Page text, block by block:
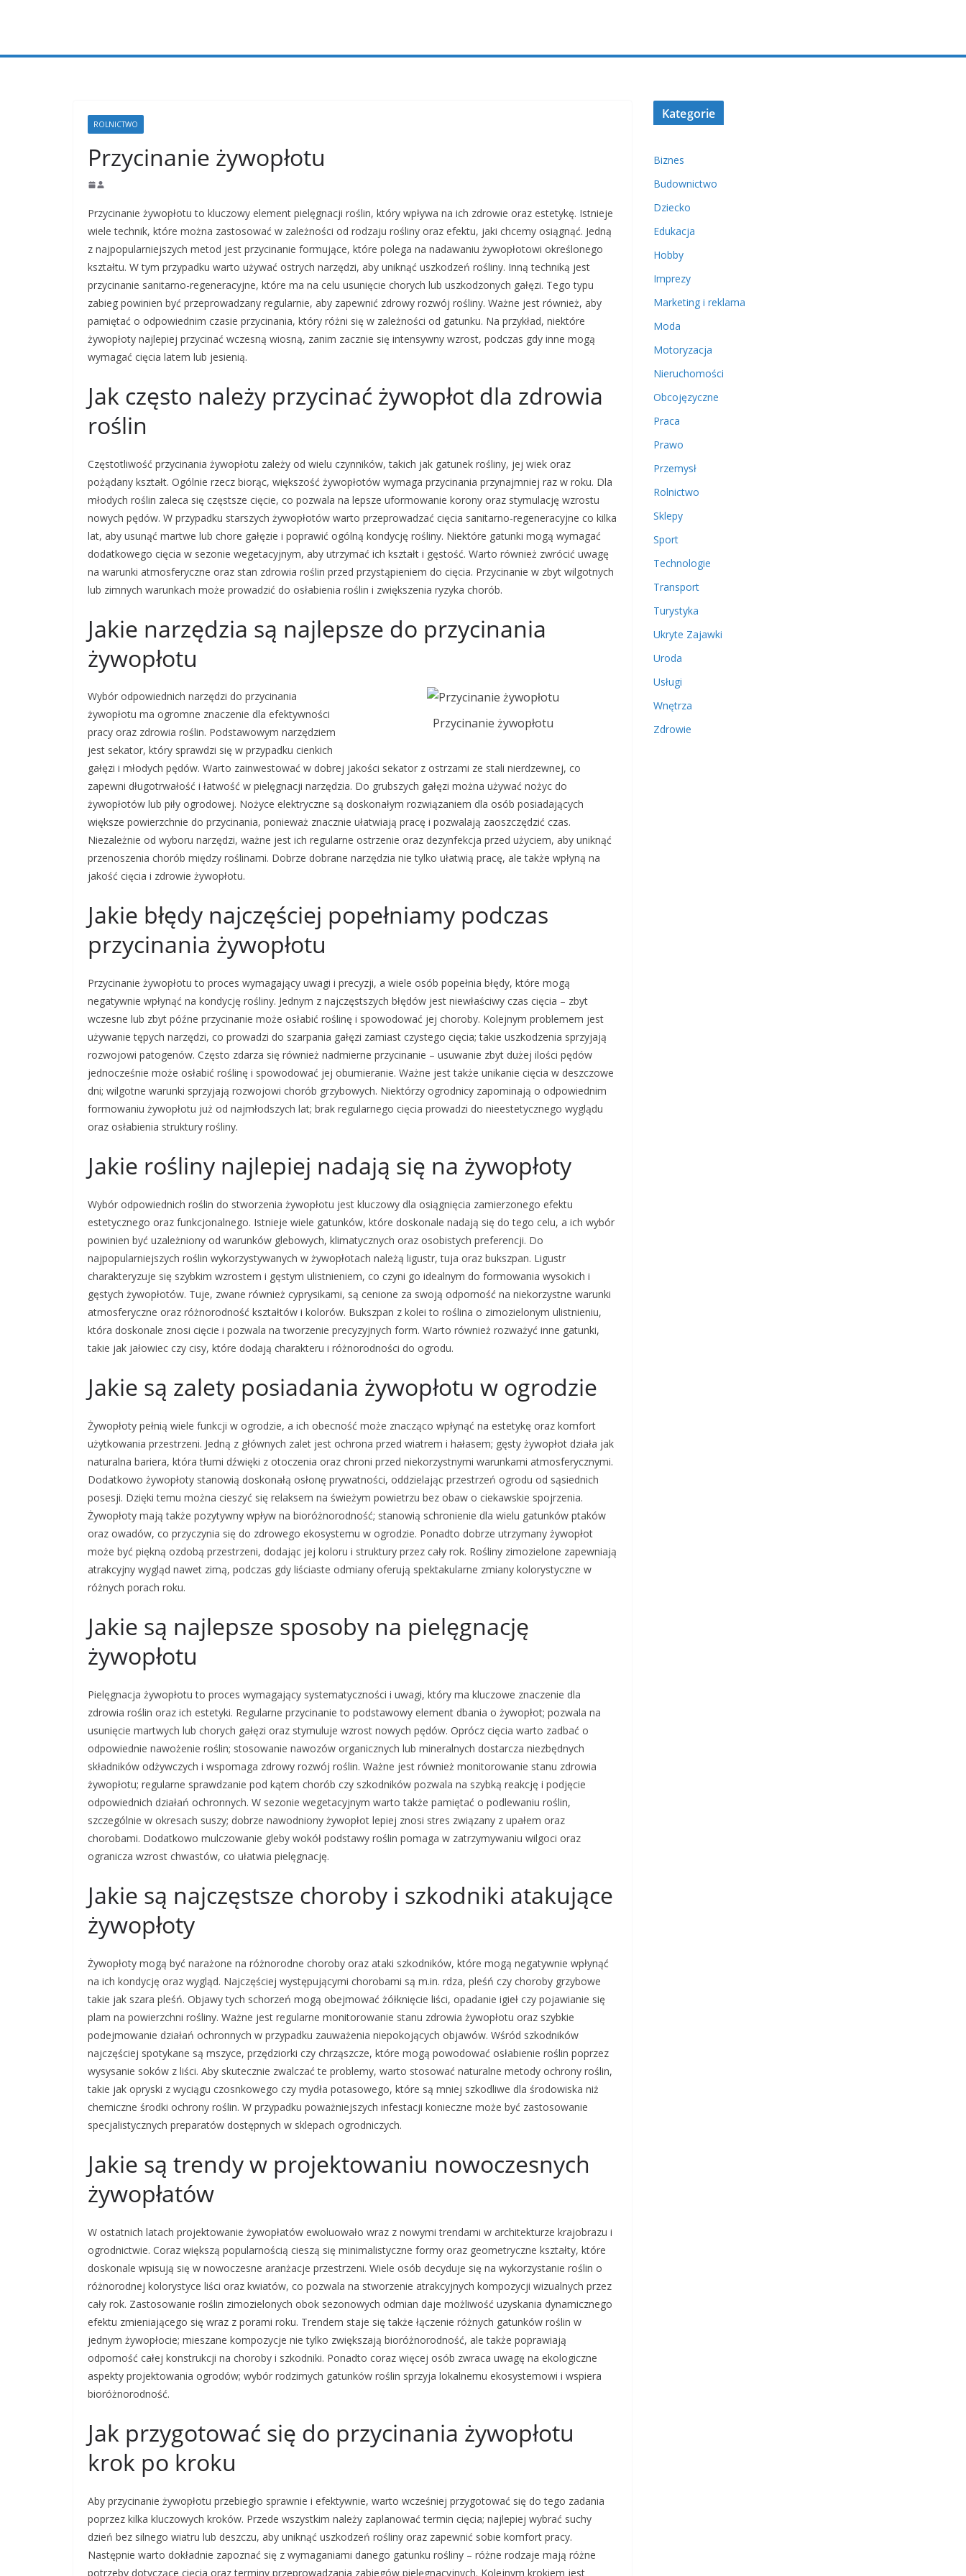
ROLNICTWO
Przycinanie żywopłotu
Przycinanie żywopłotu to kluczowy element pielęgnacji roślin, który wpływa na ich zdrowie oraz estetykę. Istnieje
wiele technik, które można zastosować w zależności od rodzaju rośliny oraz efektu, jaki chcemy osiągnąć. Jedną
z najpopularniejszych metod jest przycinanie formujące, które polega na nadawaniu żywopłotowi określonego
kształtu. W tym przypadku warto używać ostrych narzędzi, aby uniknąć uszkodzeń rośliny. Inną techniką jest
przycinanie sanitarno-regeneracyjne, które ma na celu usunięcie chorych lub uszkodzonych gałęzi. Tego typu
zabieg powinien być przeprowadzany regularnie, aby zapewnić zdrowy rozwój rośliny. Ważne jest również, aby
pamiętać o odpowiednim czasie przycinania, który różni się w zależności od gatunku. Na przykład, niektóre
żywopłoty najlepiej przycinać wczesną wiosną, zanim zacznie się intensywny wzrost, podczas gdy inne mogą
wymagać cięcia latem lub jesienią.
Jak często należy przycinać żywopłot dla zdrowia
roślin
Częstotliwość przycinania żywopłotu zależy od wielu czynników, takich jak gatunek rośliny, jej wiek oraz
pożądany kształt. Ogólnie rzecz biorąc, większość żywopłotów wymaga przycinania przynajmniej raz w roku. Dla
młodych roślin zaleca się częstsze cięcie, co pozwala na lepsze uformowanie korony oraz stymulację wzrostu
nowych pędów. W przypadku starszych żywopłotów warto przeprowadzać cięcia sanitarno-regeneracyjne co kilka
lat, aby usunąć martwe lub chore gałęzie i poprawić ogólną kondycję rośliny. Niektóre gatunki mogą wymagać
dodatkowego cięcia w sezonie wegetacyjnym, aby utrzymać ich kształt i gęstość. Warto również zwrócić uwagę
na warunki atmosferyczne oraz stan zdrowia roślin przed przystąpieniem do cięcia. Przycinanie w zbyt wilgotnych
lub zimnych warunkach może prowadzić do osłabienia roślin i zwiększenia ryzyka chorób.
Jakie narzędzia są najlepsze do przycinania
żywopłotu
Przycinanie żywopłotu
Wybór odpowiednich narzędzi do przycinania
żywopłotu ma ogromne znaczenie dla efektywności
pracy oraz zdrowia roślin. Podstawowym narzędziem
jest sekator, który sprawdzi się w przypadku cienkich
gałęzi i młodych pędów. Warto zainwestować w dobrej jakości sekator z ostrzami ze stali nierdzewnej, co
zapewni długotrwałość i łatwość w pielęgnacji narzędzia. Do grubszych gałęzi można używać nożyc do
żywopłotów lub piły ogrodowej. Nożyce elektryczne są doskonałym rozwiązaniem dla osób posiadających
większe powierzchnie do przycinania, ponieważ znacznie ułatwiają pracę i pozwalają zaoszczędzić czas.
Niezależnie od wyboru narzędzi, ważne jest ich regularne ostrzenie oraz dezynfekcja przed użyciem, aby uniknąć
przenoszenia chorób między roślinami. Dobrze dobrane narzędzia nie tylko ułatwią pracę, ale także wpłyną na
jakość cięcia i zdrowie żywopłotu.
Jakie błędy najczęściej popełniamy podczas
przycinania żywopłotu
Przycinanie żywopłotu to proces wymagający uwagi i precyzji, a wiele osób popełnia błędy, które mogą
negatywnie wpłynąć na kondycję rośliny. Jednym z najczęstszych błędów jest niewłaściwy czas cięcia – zbyt
wczesne lub zbyt późne przycinanie może osłabić roślinę i spowodować jej choroby. Kolejnym problemem jest
używanie tępych narzędzi, co prowadzi do szarpania gałęzi zamiast czystego cięcia; takie uszkodzenia sprzyjają
rozwojowi patogenów. Często zdarza się również nadmierne przycinanie – usuwanie zbyt dużej ilości pędów
jednocześnie może osłabić roślinę i spowodować jej obumieranie. Ważne jest także unikanie cięcia w deszczowe
dni; wilgotne warunki sprzyjają rozwojowi chorób grzybowych. Niektórzy ogrodnicy zapominają o odpowiednim
formowaniu żywopłotu już od najmłodszych lat; brak regularnego cięcia prowadzi do nieestetycznego wyglądu
oraz osłabienia struktury rośliny.
Jakie rośliny najlepiej nadają się na żywopłoty
Wybór odpowiednich roślin do stworzenia żywopłotu jest kluczowy dla osiągnięcia zamierzonego efektu
estetycznego oraz funkcjonalnego. Istnieje wiele gatunków, które doskonale nadają się do tego celu, a ich wybór
powinien być uzależniony od warunków glebowych, klimatycznych oraz osobistych preferencji. Do
najpopularniejszych roślin wykorzystywanych w żywopłotach należą ligustr, tuja oraz bukszpan. Ligustr
charakteryzuje się szybkim wzrostem i gęstym ulistnieniem, co czyni go idealnym do formowania wysokich i
gęstych żywopłotów. Tuje, zwane również cyprysikami, są cenione za swoją odporność na niekorzystne warunki
atmosferyczne oraz różnorodność kształtów i kolorów. Bukszpan z kolei to roślina o zimozielonym ulistnieniu,
która doskonale znosi cięcie i pozwala na tworzenie precyzyjnych form. Warto również rozważyć inne gatunki,
takie jak jałowiec czy cisy, które dodają charakteru i różnorodności do ogrodu.
Jakie są zalety posiadania żywopłotu w ogrodzie
Żywopłoty pełnią wiele funkcji w ogrodzie, a ich obecność może znacząco wpłynąć na estetykę oraz komfort
użytkowania przestrzeni. Jedną z głównych zalet jest ochrona przed wiatrem i hałasem; gęsty żywopłot działa jak
naturalna bariera, która tłumi dźwięki z otoczenia oraz chroni przed niekorzystnymi warunkami atmosferycznymi.
Dodatkowo żywopłoty stanowią doskonałą osłonę prywatności, oddzielając przestrzeń ogrodu od sąsiednich
posesji. Dzięki temu można cieszyć się relaksem na świeżym powietrzu bez obaw o ciekawskie spojrzenia.
Żywopłoty mają także pozytywny wpływ na bioróżnorodność; stanowią schronienie dla wielu gatunków ptaków
oraz owadów, co przyczynia się do zdrowego ekosystemu w ogrodzie. Ponadto dobrze utrzymany żywopłot
może być piękną ozdobą przestrzeni, dodając jej koloru i struktury przez cały rok. Rośliny zimozielone zapewniają
atrakcyjny wygląd nawet zimą, podczas gdy liściaste odmiany oferują spektakularne zmiany kolorystyczne w
różnych porach roku.
Jakie są najlepsze sposoby na pielęgnację
żywopłotu
Pielęgnacja żywopłotu to proces wymagający systematyczności i uwagi, który ma kluczowe znaczenie dla
zdrowia roślin oraz ich estetyki. Regularne przycinanie to podstawowy element dbania o żywopłot; pozwala na
usunięcie martwych lub chorych gałęzi oraz stymuluje wzrost nowych pędów. Oprócz cięcia warto zadbać o
odpowiednie nawożenie roślin; stosowanie nawozów organicznych lub mineralnych dostarcza niezbędnych
składników odżywczych i wspomaga zdrowy rozwój roślin. Ważne jest również monitorowanie stanu zdrowia
żywopłotu; regularne sprawdzanie pod kątem chorób czy szkodników pozwala na szybką reakcję i podjęcie
odpowiednich działań ochronnych. W sezonie wegetacyjnym warto także pamiętać o podlewaniu roślin,
szczególnie w okresach suszy; dobrze nawodniony żywopłot lepiej znosi stres związany z upałem oraz
chorobami. Dodatkowo mulczowanie gleby wokół podstawy roślin pomaga w zatrzymywaniu wilgoci oraz
ogranicza wzrost chwastów, co ułatwia pielęgnację.
Jakie są najczęstsze choroby i szkodniki atakujące
żywopłoty
Żywopłoty mogą być narażone na różnorodne choroby oraz ataki szkodników, które mogą negatywnie wpłynąć
na ich kondycję oraz wygląd. Najczęściej występującymi chorobami są m.in. rdza, pleśń czy choroby grzybowe
takie jak szara pleśń. Objawy tych schorzeń mogą obejmować żółknięcie liści, opadanie igieł czy pojawianie się
plam na powierzchni rośliny. Ważne jest regularne monitorowanie stanu zdrowia żywopłotu oraz szybkie
podejmowanie działań ochronnych w przypadku zauważenia niepokojących objawów. Wśród szkodników
najczęściej spotykane są mszyce, przędziorki czy chrząszcze, które mogą powodować osłabienie roślin poprzez
wysysanie soków z liści. Aby skutecznie zwalczać te problemy, warto stosować naturalne metody ochrony roślin,
takie jak opryski z wyciągu czosnkowego czy mydła potasowego, które są mniej szkodliwe dla środowiska niż
chemiczne środki ochrony roślin. W przypadku poważniejszych infestacji konieczne może być zastosowanie
specjalistycznych preparatów dostępnych w sklepach ogrodniczych.
Jakie są trendy w projektowaniu nowoczesnych
żywopłatów
W ostatnich latach projektowanie żywopłatów ewoluowało wraz z nowymi trendami w architekturze krajobrazu i
ogrodnictwie. Coraz większą popularnością cieszą się minimalistyczne formy oraz geometryczne kształty, które
doskonale wpisują się w nowoczesne aranżacje przestrzeni. Wiele osób decyduje się na wykorzystanie roślin o
różnorodnej kolorystyce liści oraz kwiatów, co pozwala na stworzenie atrakcyjnych kompozycji wizualnych przez
cały rok. Zastosowanie roślin zimozielonych obok sezonowych odmian daje możliwość uzyskania dynamicznego
efektu zmieniającego się wraz z porami roku. Trendem staje się także łączenie różnych gatunków roślin w
jednym żywopłocie; mieszane kompozycje nie tylko zwiększają bioróżnorodność, ale także poprawiają
odporność całej konstrukcji na choroby i szkodniki. Ponadto coraz więcej osób zwraca uwagę na ekologiczne
aspekty projektowania ogrodów; wybór rodzimych gatunków roślin sprzyja lokalnemu ekosystemowi i wspiera
bioróżnorodność.
Jak przygotować się do przycinania żywopłotu
krok po kroku
Aby przycinanie żywopłotu przebiegło sprawnie i efektywnie, warto wcześniej przygotować się do tego zadania
poprzez kilka kluczowych kroków. Przede wszystkim należy zaplanować termin cięcia; najlepiej wybrać suchy
dzień bez silnego wiatru lub deszczu, aby uniknąć uszkodzeń rośliny oraz zapewnić sobie komfort pracy.
Następnie warto dokładnie zapoznać się z wymaganiami danego gatunku rośliny – różne rodzaje mają różne
potrzeby dotyczące cięcia oraz terminy przeprowadzania zabiegów pielęgnacyjnych. Kolejnym krokiem jest
Kategorie
Biznes
Budownictwo
Dziecko
Edukacja
Hobby
Imprezy
Marketing i reklama
Moda
Motoryzacja
Nieruchomości
Obcojęzyczne
Praca
Prawo
Przemysł
Rolnictwo
Sklepy
Sport
Technologie
Transport
Turystyka
Ukryte Zajawki
Uroda
Usługi
Wnętrza
Zdrowie